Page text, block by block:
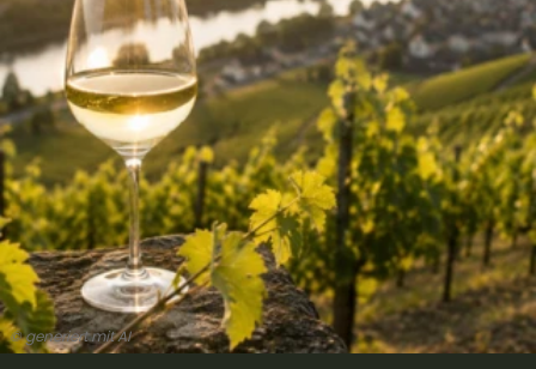
© generiert mit AI